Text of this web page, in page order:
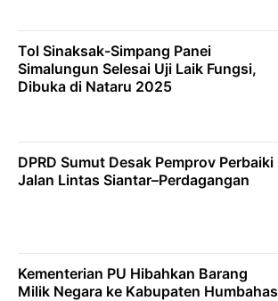
Tol Sinaksak-Simpang Panei
Simalungun Selesai Uji Laik Fungsi,
Dibuka di Nataru 2025
DPRD Sumut Desak Pemprov Perbaiki
Jalan Lintas Siantar–Perdagangan
Kementerian PU Hibahkan Barang
Milik Negara ke Kabupaten Humbahas